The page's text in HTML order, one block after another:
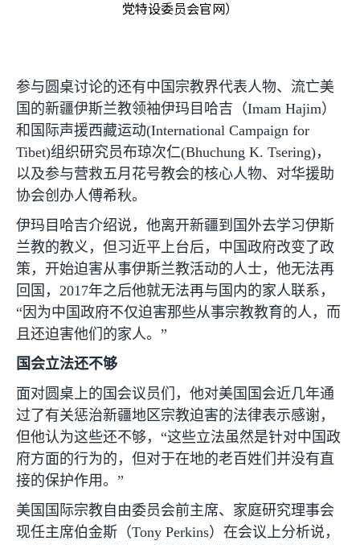
党特设委员会官网）
参与圆桌讨论的还有中国宗教界代表人物、流亡美
国的新疆伊斯兰教领袖伊玛目哈吉（Imam Hajim）
和国际声援西藏运动(International Campaign for
Tibet)组织研究员布琼次仁(Bhuchung K. Tsering)，
以及参与营救五月花号教会的核心人物、对华援助
协会创办人傅希秋。
伊玛目哈吉介绍说，他离开新疆到国外去学习伊斯
兰教的教义，但习近平上台后，中国政府改变了政
策，开始迫害从事伊斯兰教活动的人士，他无法再
回国， 2017年之后他就无法再与国内的家人联系，
“因为中国政府不仅迫害那些从事宗教教育的人，而
且还迫害他们的家人。”
国会立法还不够
面对圆桌上的国会议员们，他对美国国会近几年通
过了有关惩治新疆地区宗教迫害的法律表示感谢，
但他认为这些还不够，“这些立法虽然是针对中国政
府方面的行为的，但对于在地的老百姓们并没有直
接的保护作用。”
美国国际宗教自由委员会前主席、家庭研究理事会
现任主席伯金斯（Tony Perkins）在会议上分析说，